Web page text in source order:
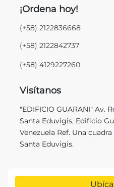
¡Ordena hoy!
(+58) 2122836668
(+58) 2122842737
(+58) 4129227260
Visítanos
"EDIFICIO GUARANI" Av.
Santa Eduvigis, Edificio
Venezuela Ref. Una
Santa Eduvigis.